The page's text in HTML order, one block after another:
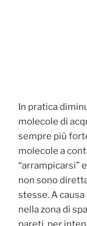
In pratica
molecole di
sempre più
molecole a
“arrampicarsi”
non sono
stesse. A
nella zona di